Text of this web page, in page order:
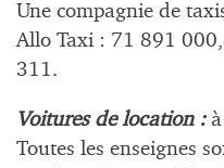
Une compagnie de
Allo Taxi : 71 891
311.
Voitures de location :
Toutes les enseignes